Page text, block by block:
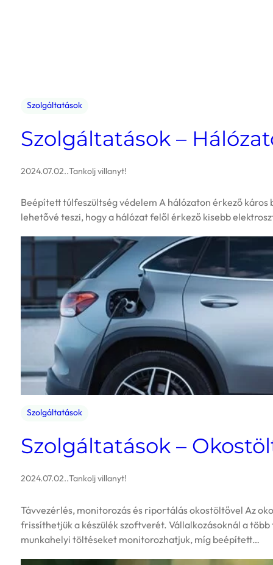
Szolgáltatások
Szolgáltatások –
2024.07.02..Tankolj villanyt!
Beépített túlfeszültség védelem A hálózaton érkező
lehetővé teszi, hogy a hálózat felől érkező kisebb
Szolgáltatások
Szolgáltatások –
2024.07.02..Tankolj villanyt!
Távvezérlés, monitorozás és riportálás okostöltővel Az
frissíthetjük a készülék szoftverét. Vállalkozásoknál a
munkahelyi töltéseket monitorozhatjuk, míg beépített…